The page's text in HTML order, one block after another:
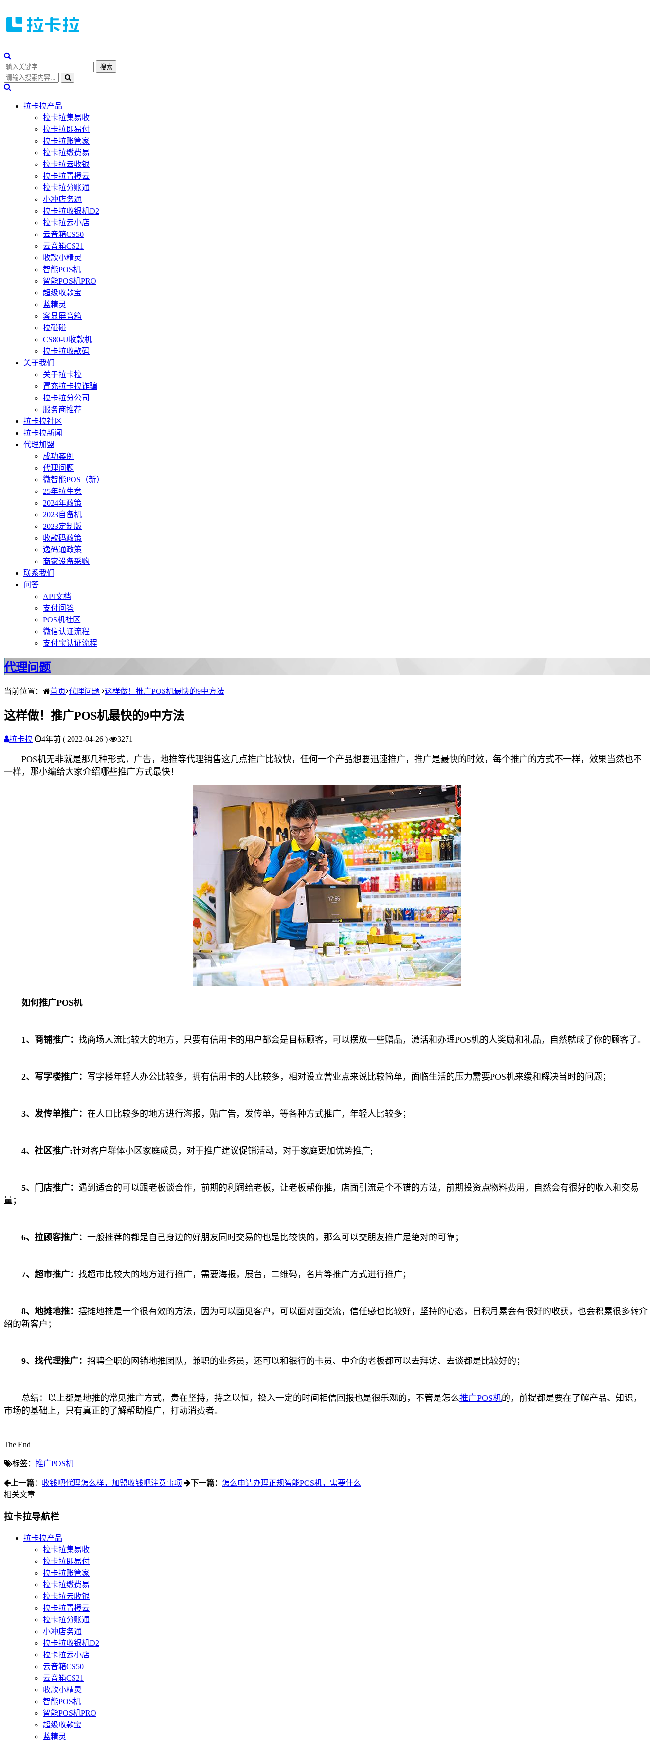
拉卡拉产品
拉卡拉集易收
拉卡拉即易付
拉卡拉账管家
拉卡拉缴费易
拉卡拉云收银
拉卡拉青橙云
拉卡拉分账通
小冲店务通
拉卡拉收银机D2
拉卡拉云小店
云音箱CS50
云音箱CS21
收款小精灵
智能POS机
智能POS机PRO
超级收款宝
蓝精灵
客显屏音箱
拉碰碰
CS80-U收款机
拉卡拉收款码
关于我们
关于拉卡拉
冒充拉卡拉诈骗
拉卡拉分公司
服务商推荐
拉卡拉社区
拉卡拉新闻
代理加盟
成功案例
代理问题
微智能POS（新）
25年拉生意
2024年政策
2023自备机
2023定制版
收款码政策
逸码通政策
商家设备采购
联系我们
问答
API文档
支付问答
POS机社区
微信认证流程
支付宝认证流程
代理问题
当前位置： 首页 代理问题 这样做！推广POS机最快的9中方法
这样做！推广POS机最快的9中方法
拉卡拉 4年前 ( 2022-04-26 ) 3271
POS机无非就是那几种形式，广告，地推等代理销售这几点推广比较快，任何一个产品想要迅速推广，推广是最快的时效，每个推广的方式不一样，效果当然也不
一样，那小编给大家介绍哪些推广方式最快！
如何推广POS机
1、商铺推广： 找商场人流比较大的地方，只要有信用卡的用户都会是目标顾客，可以摆放一些赠品，激活和办理POS机的人奖励和礼品，自然就成了你的顾客了。
2、写字楼推广： 写字楼年轻人办公比较多，拥有信用卡的人比较多，相对设立营业点来说比较简单，面临生活的压力需要POS机来缓和解决当时的问题；
3、发传单推广： 在人口比较多的地方进行海报，贴广告，发传单，等各种方式推广，年轻人比较多；
4、社区推广:针对客户群体小区家庭成员，对于推广建议促销活动，对于家庭更加优势推广;
5、门店推广： 遇到适合的可以跟老板谈合作，前期的利润给老板，让老板帮你推，店面引流是个不错的方法，前期投资点物料费用，自然会有很好的收入和交易
量；
6、拉顾客推广： 一般推荐的都是自己身边的好朋友同时交易的也是比较快的，那么可以交朋友推广是绝对的可靠；
7、超市推广： 找超市比较大的地方进行推广，需要海报，展台，二维码，名片等推广方式进行推广；
8、地摊地推： 摆摊地推是一个很有效的方法，因为可以面见客户，可以面对面交流，信任感也比较好，坚持的心态，日积月累会有很好的收获，也会积累很多转介
绍的新客户；
9、找代理推广： 招聘全职的网销地推团队，兼职的业务员，还可以和银行的卡员、中介的老板都可以去拜访、去谈都是比较好的；
总结：以上都是地推的常见推广方式，贵在坚持，持之以恒，投入一定的时间相信回报也是很乐观的，不管是怎么推广POS机的，前提都是要在了解产品、知识，
市场的基础上，只有真正的了解帮助推广，打动消费者。
The End
标签： 推广POS机
上一篇： 收钱吧代理怎么样，加盟收钱吧注意事项 下一篇： 怎么申请办理正规智能POS机，需要什么
相关文章
拉卡拉导航栏
拉卡拉产品
拉卡拉集易收
拉卡拉即易付
拉卡拉账管家
拉卡拉缴费易
拉卡拉云收银
拉卡拉青橙云
拉卡拉分账通
小冲店务通
拉卡拉收银机D2
拉卡拉云小店
云音箱CS50
云音箱CS21
收款小精灵
智能POS机
智能POS机PRO
超级收款宝
蓝精灵